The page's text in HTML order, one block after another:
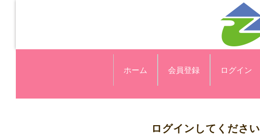
ホーム 会員登録 ログイン
ログインしてください